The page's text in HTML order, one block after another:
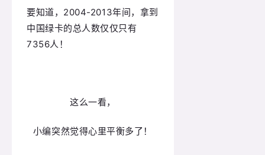
要知道，2004-2013年间，拿到
中国绿卡的总人数仅仅只有
7356人！
这么一看，
小编突然觉得心里平衡多了！